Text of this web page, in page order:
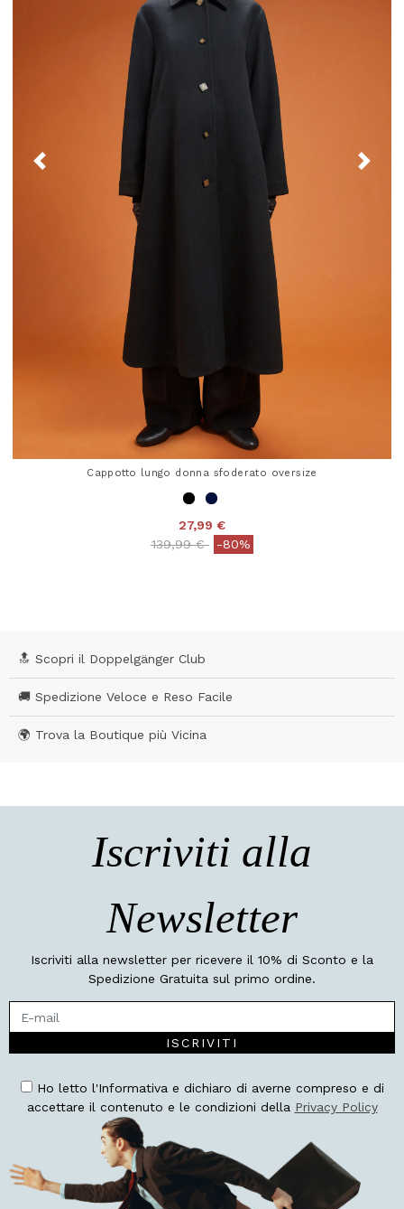
Cappotto lungo donna sfoderato oversize
27,99 €
Price reduced from
139,99 €to-80%
🔝 Scopri il Doppelgänger Club
🚚 Spedizione Veloce e Reso Facile
🌍 Trova la Boutique più Vicina
Iscriviti alla
Newsletter
Iscriviti alla newsletter per ricevere il 10% di Sconto e la
Spedizione Gratuita sul primo ordine.
ISCRIVITI
Ho letto l'Informativa e dichiaro di averne compreso e di
accettare il contenuto e le condizioni della Privacy Policy